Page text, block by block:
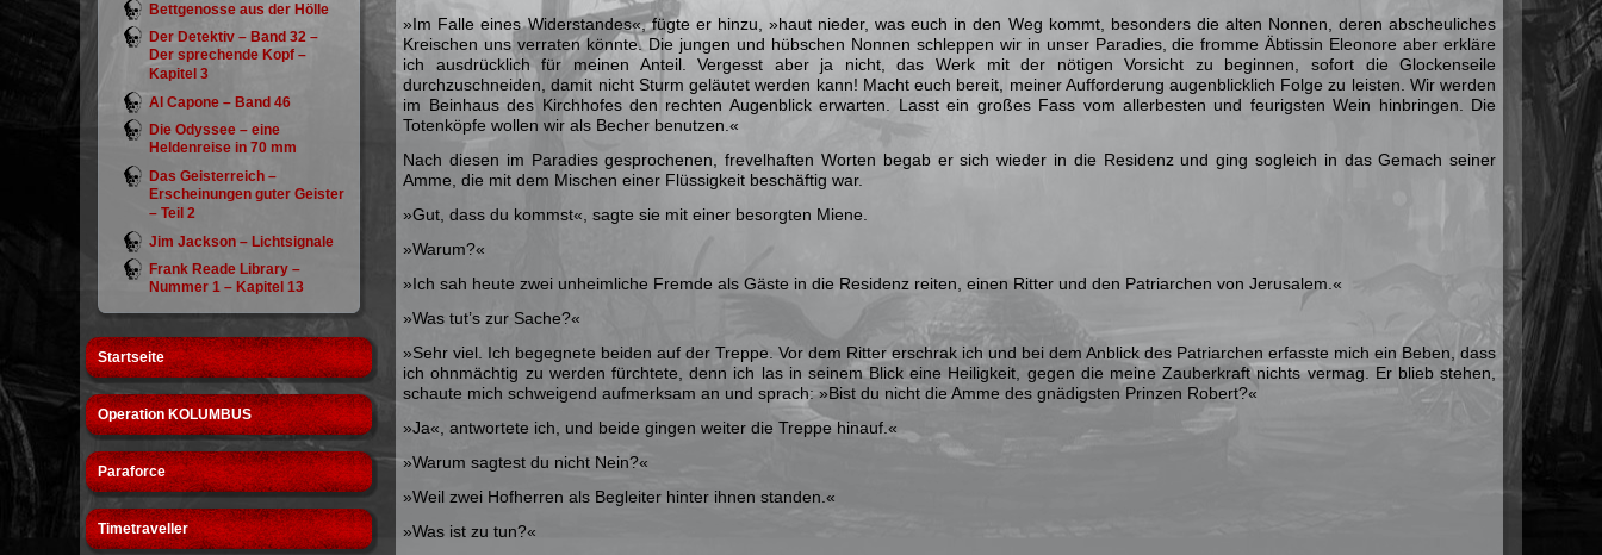
Bettgenosse aus der Hölle
Der Detektiv – Band 32 –
Der sprechende Kopf –
Kapitel 3
Al Capone – Band 46
Die Odyssee – eine
Heldenreise in 70 mm
Das Geisterreich –
Erscheinungen guter Geister
– Teil 2
Jim Jackson – Lichtsignale
Frank Reade Library –
Nummer 1 – Kapitel 13
Startseite
Operation KOLUMBUS
Paraforce
Timetraveller
»Im Falle eines Widerstandes«, fügte er hinzu, »haut nieder, was euch in den Weg kommt, besonders die alten Nonnen, deren abscheuliches
Kreischen uns verraten könnte. Die jungen und hübschen Nonnen schleppen wir in unser Paradies, die fromme Äbtissin Eleonore aber erkläre
ich ausdrücklich für meinen Anteil. Vergesst aber ja nicht, das Werk mit der nötigen Vorsicht zu beginnen, sofort die Glockenseile
durchzuschneiden, damit nicht Sturm geläutet werden kann! Macht euch bereit, meiner Aufforderung augenblicklich Folge zu leisten. Wir werden
im Beinhaus des Kirchhofes den rechten Augenblick erwarten. Lasst ein großes Fass vom allerbesten und feurigsten Wein hinbringen. Die
Totenköpfe wollen wir als Becher benutzen.«
Nach diesen im Paradies gesprochenen, frevelhaften Worten begab er sich wieder in die Residenz und ging sogleich in das Gemach seiner
Amme, die mit dem Mischen einer Flüssigkeit beschäftig war.
»Gut, dass du kommst«, sagte sie mit einer besorgten Miene.
»Warum?«
»Ich sah heute zwei unheimliche Fremde als Gäste in die Residenz reiten, einen Ritter und den Patriarchen von Jerusalem.«
»Was tut’s zur Sache?«
»Sehr viel. Ich begegnete beiden auf der Treppe. Vor dem Ritter erschrak ich und bei dem Anblick des Patriarchen erfasste mich ein Beben, dass
ich ohnmächtig zu werden fürchtete, denn ich las in seinem Blick eine Heiligkeit, gegen die meine Zauberkraft nichts vermag. Er blieb stehen,
schaute mich schweigend aufmerksam an und sprach: »Bist du nicht die Amme des gnädigsten Prinzen Robert?«
»Ja«, antwortete ich, und beide gingen weiter die Treppe hinauf.«
»Warum sagtest du nicht Nein?«
»Weil zwei Hofherren als Begleiter hinter ihnen standen.«
»Was ist zu tun?«